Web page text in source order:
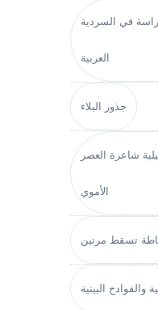
في السردية
العربية
جذور البلاء
شاعرة العصر
الأموي
تسقط مرتين
والقوادح البينية